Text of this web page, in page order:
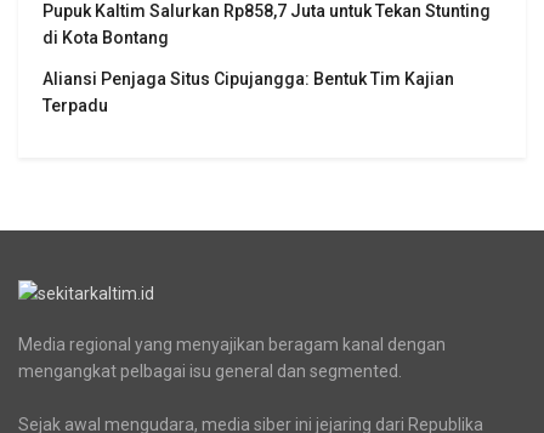
Pupuk Kaltim Salurkan Rp858,7 Juta untuk Tekan Stunting
di Kota Bontang
Aliansi Penjaga Situs Cipujangga: Bentuk Tim Kajian
Terpadu
Media regional yang menyajikan beragam kanal dengan
mengangkat pelbagai isu general dan segmented.
Sejak awal mengudara, media siber ini jejaring dari Republika